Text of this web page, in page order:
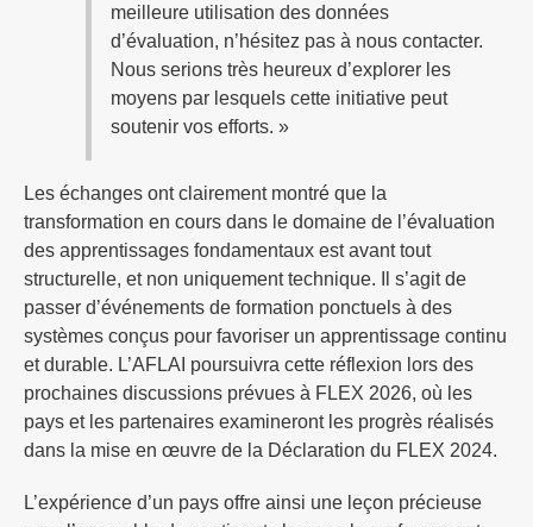
meilleure utilisation des données
d’évaluation, n’hésitez pas à nous contacter.
Nous serions très heureux d’explorer les
moyens par lesquels cette initiative peut
soutenir vos efforts. »
Les échanges ont clairement montré que la
transformation en cours dans le domaine de l’évaluation
des apprentissages fondamentaux est avant tout
structurelle, et non uniquement technique. Il s’agit de
passer d’événements de formation ponctuels à des
systèmes conçus pour favoriser un apprentissage continu
et durable. L’AFLAI poursuivra cette réflexion lors des
prochaines discussions prévues à FLEX 2026, où les
pays et les partenaires examineront les progrès réalisés
dans la mise en œuvre de la Déclaration du FLEX 2024.
L’expérience d’un pays offre ainsi une leçon précieuse